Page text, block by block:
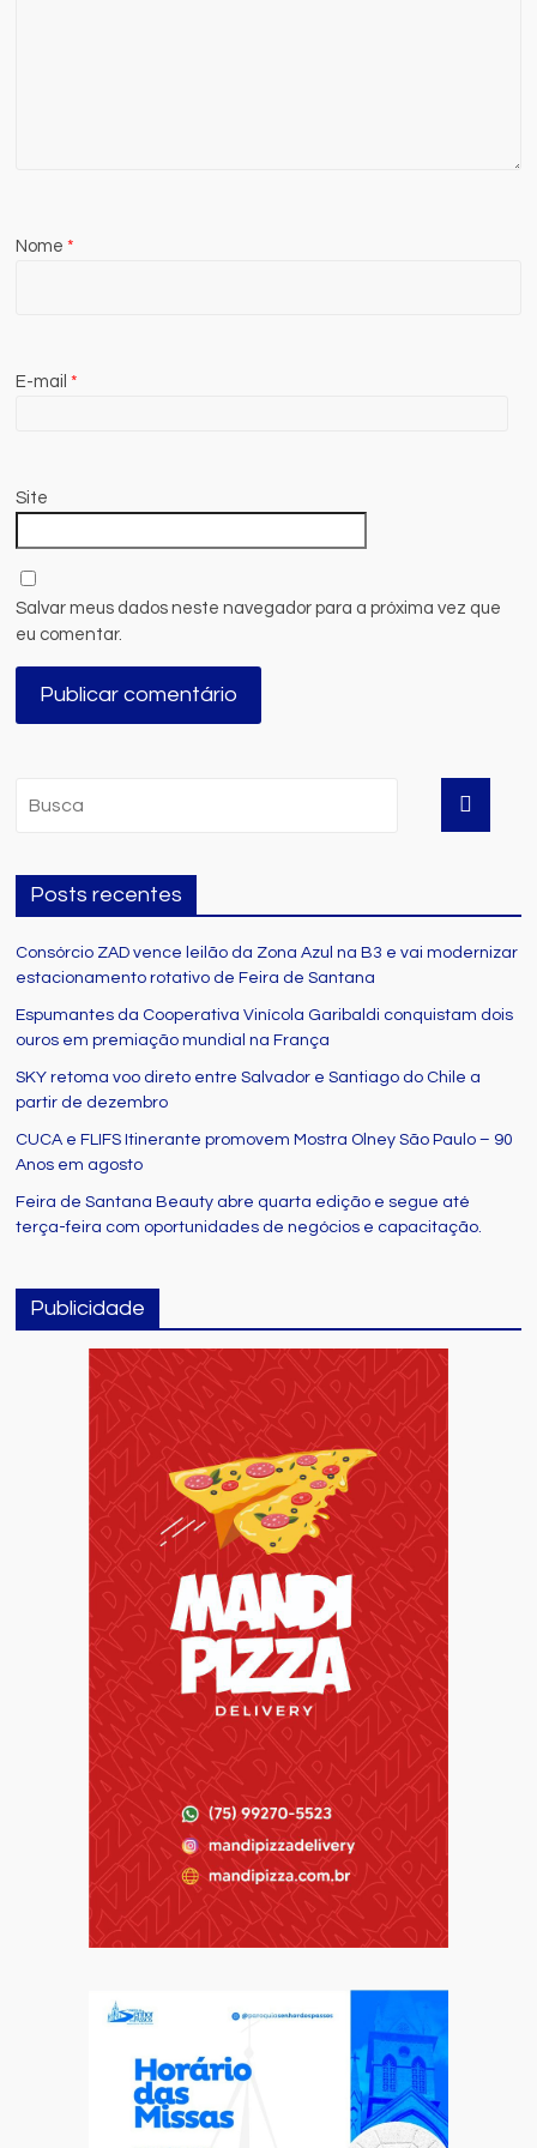
Nome*
E-mail*
Site
Salvar meus dados neste navegador para a próxima vez que
eu comentar.
Posts recentes
Consórcio ZAD vence leilão da Zona Azul na B3 e vai modernizar
estacionamento rotativo de Feira de Santana
Espumantes da Cooperativa Vinícola Garibaldi conquistam dois
ouros em premiação mundial na França
SKY retoma voo direto entre Salvador e Santiago do Chile a
partir de dezembro
CUCA e FLIFS Itinerante promovem Mostra Olney São Paulo – 90
Anos em agosto
Feira de Santana Beauty abre quarta edição e segue até
terça-feira com oportunidades de negócios e capacitação.
Publicidade